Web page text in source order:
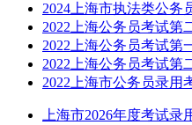
2024上海市执法类公务
2022上海公务员考试第
2022上海公务员考试第
2022上海公务员考试第
2022上海市公务员录用
上海市2026年度考试